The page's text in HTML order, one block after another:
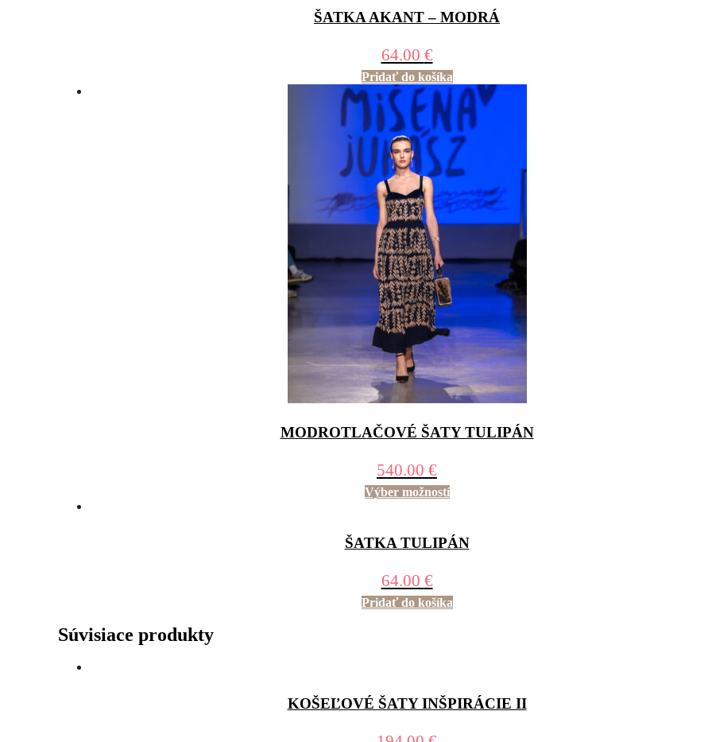
ŠATKA AKANT – MODRÁ
64.00 €
Pridať do košíka
MODROTLAČOVÉ ŠATY TULIPÁN
540.00 €
Výber možností
ŠATKA TULIPÁN
64.00 €
Pridať do košíka
Súvisiace produkty
KOŠEĽOVÉ ŠATY INŠPIRÁCIE II